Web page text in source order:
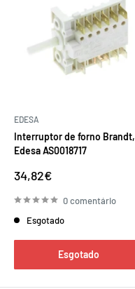
EDESA
Interruptor de forno Brandt,
Edesa AS0018717
Preço
venda
34,82€
0 comentário
Esgotado
Esgotado